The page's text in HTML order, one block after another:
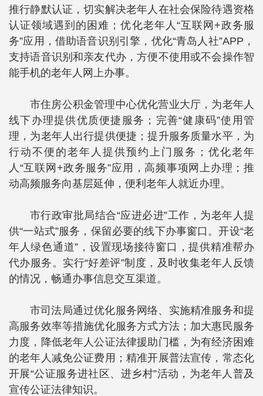
推行静默认证，切实解决老年人在社会保险待遇资格
认证领域遇到的困难；优化老年人“互联网+政务服
务”应用，借助语音识别引擎，优化“青岛人社”APP，
支持语音识别和亲友代办，方便不使用或不会操作智
能手机的老年人网上办事。
市住房公积金管理中心优化营业大厅，为老年人
线下办理提供优质便捷服务；完善“健康码”使用管
理，为老年人出行提供便捷；提升服务质量水平，为
行动不便的老年人提供预约上门服务；优化老年
人“互联网+政务服务”应用，高频事项网上办理；推
动高频服务向基层延伸，便利老年人就近办理。
市行政审批局结合“应进必进”工作，为老年人提
供“一站式”服务，保留必要的线下办事窗口。开设“老
年人绿色通道”，设置现场接待窗口，提供精准帮办
代办服务。实行“好差评”制度，及时收集老年人反馈
的情况，畅通办事信息交互渠道。
市司法局通过优化服务网络、实施精准服务和提
高服务效率等措施优化服务方式方法；加大惠民服务
力度，降低老年人公证法律援助门槛，为有经济困难
的老年人减免公证费用；精准开展普法宣传，常态化
开展“公证服务进社区、进乡村”活动，为老年人普及
宣传公证法律知识。